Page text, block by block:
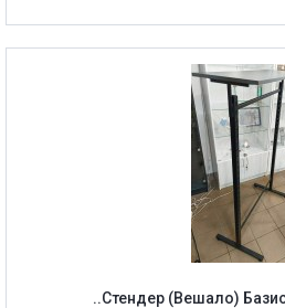
..Стендер (Вешало)